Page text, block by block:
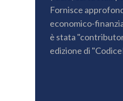
Fornisce
economico-
è stata
edizione di